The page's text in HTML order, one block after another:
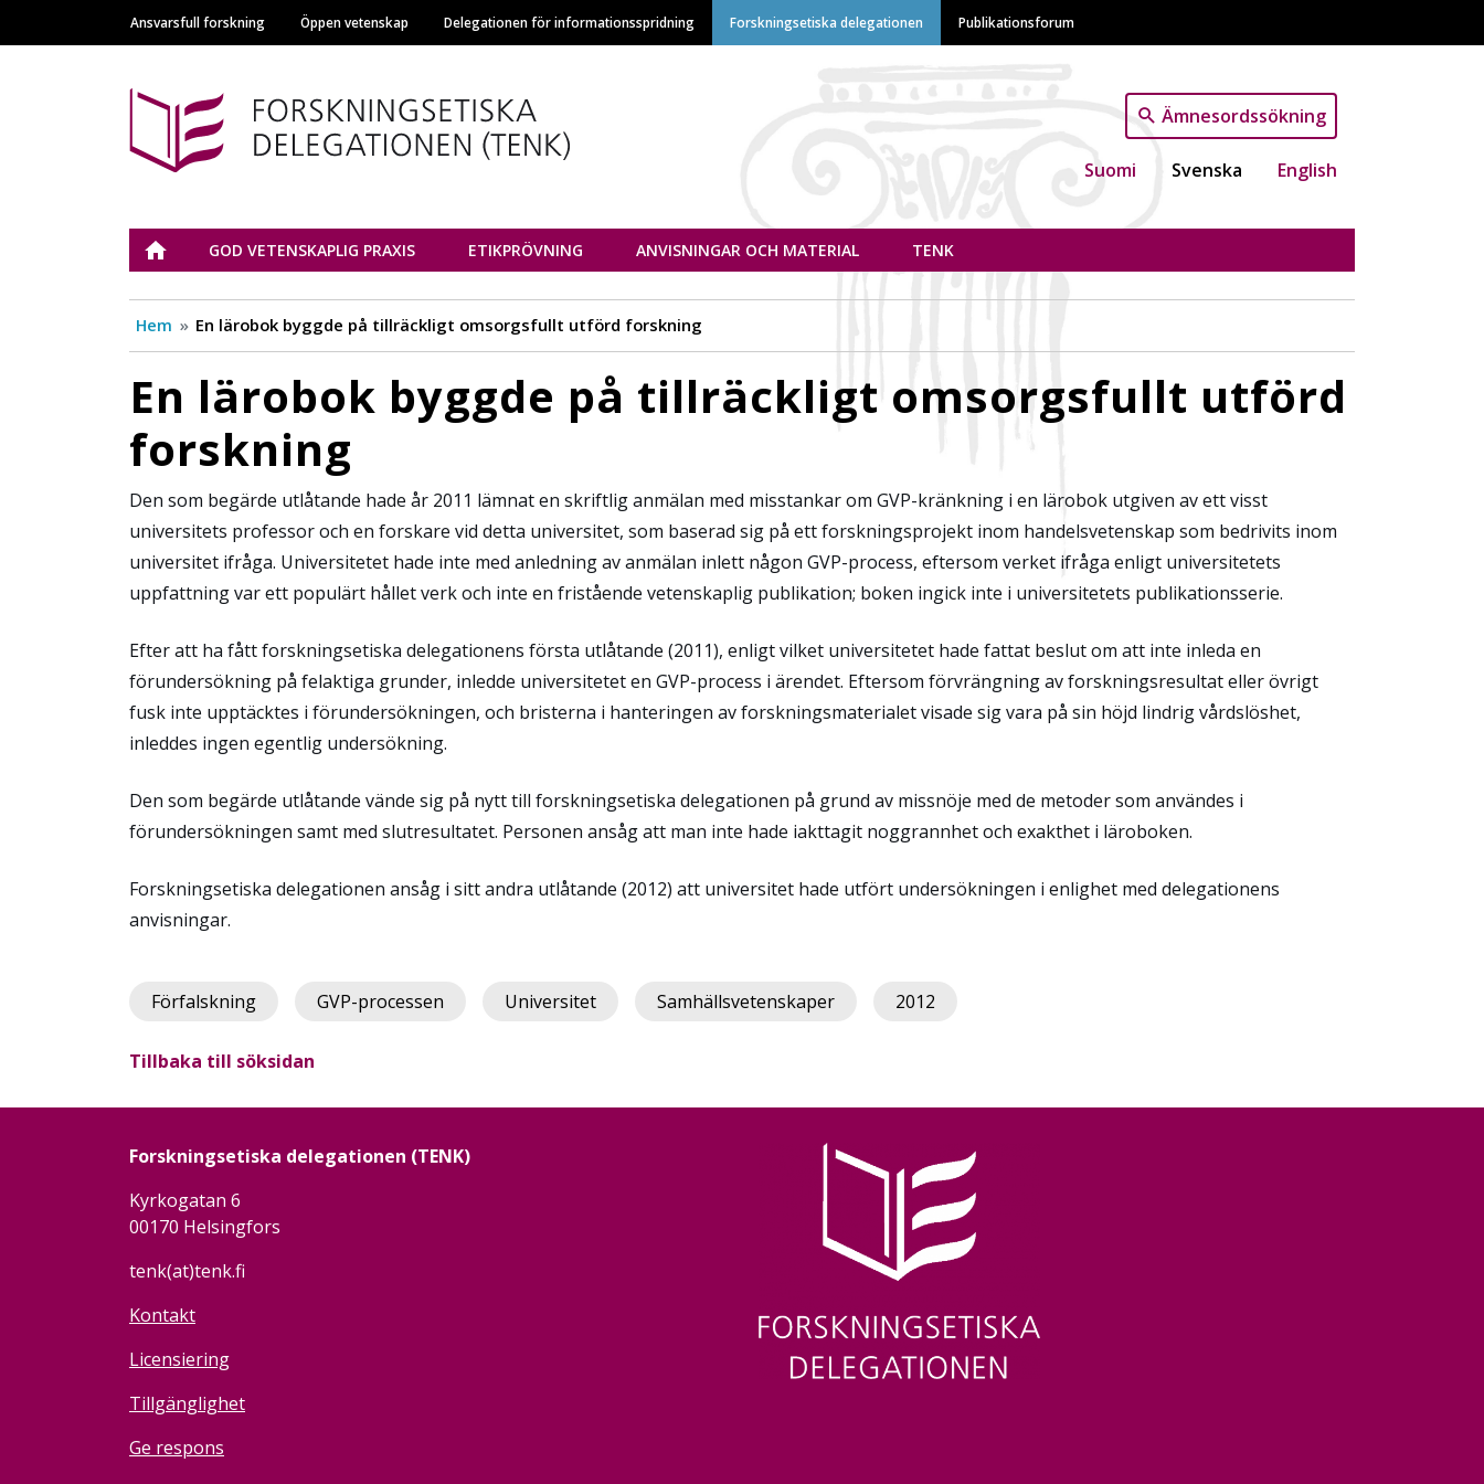
Hoppa
till
Main navigation
Ansvarsfull forskning Öppen vetenskap Delegationen för informationsspridning Forskningsetiska delegationen Publikationsforum
Ämnesordssökning
Suomi Svenska English
Tutkimuseettinen neuvottelukunta
ETUSIVUGOD VETENSKAPLIG PRAXIS ETIKPRÖVNING ANVISNINGAR OCH MATERIAL TENK
Hem En lärobok byggde på tillräckligt omsorgsfullt utförd forskning
En lärobok byggde på tillräckligt omsorgsfullt utförd
forskning
Den som begärde utlåtande hade år 2011 lämnat en skriftlig anmälan med misstankar om GVP-kränkning i en lärobok utgiven av ett visst
universitets professor och en forskare vid detta universitet, som baserad sig på ett forskningsprojekt inom handelsvetenskap som bedrivits inom
universitet ifråga. Universitetet hade inte med anledning av anmälan inlett någon GVP-process, eftersom verket ifråga enligt universitetets
uppfattning var ett populärt hållet verk och inte en fristående vetenskaplig publikation; boken ingick inte i universitetets publikationsserie.
Efter att ha fått forskningsetiska delegationens första utlåtande (2011), enligt vilket universitetet hade fattat beslut om att inte inleda en
förundersökning på felaktiga grunder, inledde universitetet en GVP-process i ärendet. Eftersom förvrängning av forskningsresultat eller övrigt
fusk inte upptäcktes i förundersökningen, och bristerna i hanteringen av forskningsmaterialet visade sig vara på sin höjd lindrig vårdslöshet,
inleddes ingen egentlig undersökning.
Den som begärde utlåtande vände sig på nytt till forskningsetiska delegationen på grund av missnöje med de metoder som användes i
förundersökningen samt med slutresultatet. Personen ansåg att man inte hade iakttagit noggrannhet och exakthet i läroboken.
Forskningsetiska delegationen ansåg i sitt andra utlåtande (2012) att universitet hade utfört undersökningen i enlighet med delegationens
anvisningar.
Förfalskning GVP-processen Universitet Samhällsvetenskaper 2012
Tillbaka till söksidan
Forskningsetiska delegationen (TENK)
Kyrkogatan 6
00170 Helsingfors
tenk(at)tenk.fi
Kontakt
Licensiering
Tillgänglighet
Ge respons